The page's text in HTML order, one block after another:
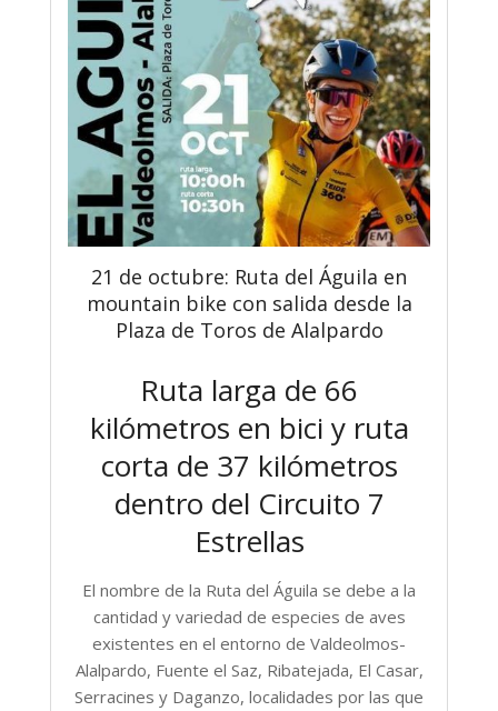
21 de octubre: Ruta del Águila en
mountain bike con salida desde la
Plaza de Toros de Alalpardo
Ruta larga de 66
kilómetros en bici y ruta
corta de 37 kilómetros
dentro del Circuito 7
Estrellas
El nombre de la Ruta del Águila se debe a la
cantidad y variedad de especies de aves
existentes en el entorno de Valdeolmos-
Alalpardo, Fuente el Saz, Ribatejada, El Casar,
Serracines y Daganzo, localidades por las que